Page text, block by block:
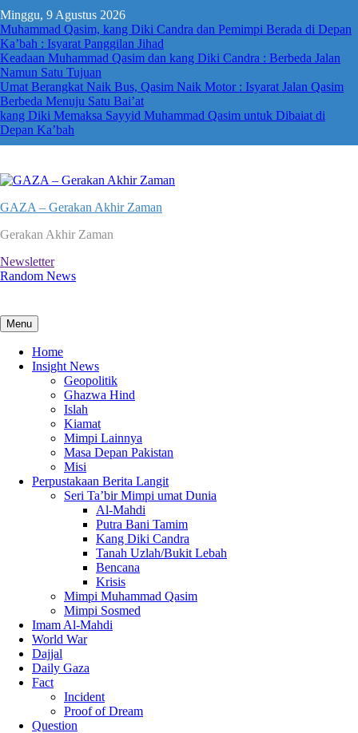
to
content
Minggu, 9 Agustus 2026
Muhammad Qasim, kang Diki Candra dan Pemimpi Berada di Depan
Ka’bah : Isyarat Panggilan Jihad
Keadaan Muhammad Qasim dan kang Diki Candra : Berbeda Jalan
Namun Satu Tujuan
Umat Berangkat Naik Bus, Qasim Naik Motor : Isyarat Jalan Qasim
Berbeda Menuju Satu Bai’at
kang Diki Memaksa Sayyid Muhammad Qasim untuk Dibaiat di
Depan Ka’bah
GAZA – Gerakan Akhir Zaman
Gerakan Akhir Zaman
Newsletter
Random News
Menu
Home
Insight News
Geopolitik
Ghazwa Hind
Islah
Kiamat
Mimpi Lainnya
Masa Depan Pakistan
Misi
Perpustakaan Berita Langit
Seri Ta’bir Mimpi umat Dunia
Al-Mahdi
Putra Bani Tamim
Kang Diki Candra
Tanah Uzlah/Bukit Lebah
Bencana
Krisis
Mimpi Muhammad Qasim
Mimpi Sosmed
Imam Al-Mahdi
World War
Dajjal
Daily Gaza
Fact
Incident
Proof of Dream
Question